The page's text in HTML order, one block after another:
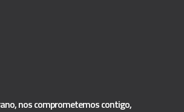
nos comprometemos contigo,